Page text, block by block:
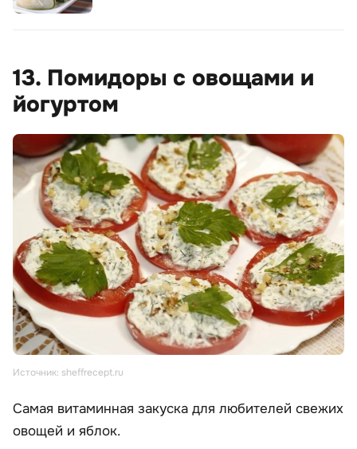
13. Помидоры с овощами и
йогуртом
Источник: sheffrecept.ru
Самая витаминная закуска для любителей свежих
овощей и яблок.